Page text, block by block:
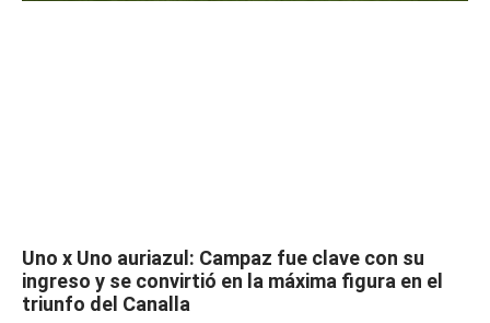
Uno x Uno auriazul: Campaz fue clave con su
ingreso y se convirtió en la máxima figura en el
triunfo del Canalla